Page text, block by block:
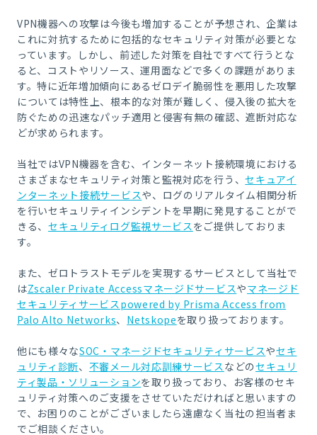
VPN機器への攻撃は今後も増加することが予想され、企業は
これに対抗するために包括的なセキュリティ対策が必要とな
っています。しかし、前述した対策を自社ですべて行うとな
ると、コストやリソース、運用面などで多くの課題がありま
す。特に近年増加傾向にあるゼロデイ脆弱性を悪用した攻撃
については特性上、根本的な対策が難しく、侵入後の拡大を
防ぐための迅速なパッチ適用と侵害有無の確認、遮断対応な
どが求められます。
当社ではVPN機器を含む、インターネット接続環境における
さまざまなセキュリティ対策と監視対応を行う、セキュアイ
ンターネット接続サービスや、ログのリアルタイム相関分析
を行いセキュリティインシデントを早期に発見することがで
きる、 セキュリティログ監視サービス をご提供しておりま
す。
また、ゼロトラストモデルを実現するサービスとして当社で
はZscaler Private Accessマネージドサービスやマネージド
セキュリティサービスpowered by Prisma Access from
Palo Alto Networks、 Netskopeを取り扱っております。
他にも様々なSOC・マネージドセキュリティサービスやセキ
ュリティ診断、 不審メール対応訓練サービス などのセキュリ
ティ製品・ソリューションを取り扱っており、お客様のセキ
ュリティ対策へのご支援をさせていただければと思いますの
で、お困りのことがございましたら遠慮なく当社の担当者ま
でご相談ください。